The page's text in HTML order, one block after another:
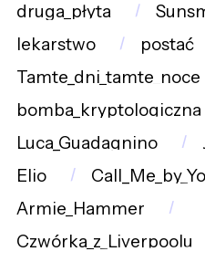
druga_płyta
lekarstwo
postać
Tamte_dni_tamte_noce
bomba_kryptologiczna
Luca_Guadagnino
Elio
Armie_Hammer
Czwórka_z_Liverpoolu